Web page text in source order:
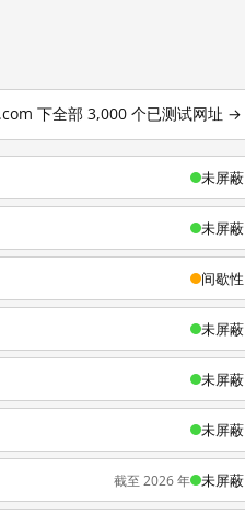
下全部 3,000 个已测试网址 →
未屏蔽
未屏蔽
间歇性
未屏蔽
未屏蔽
未屏蔽
截至 2026 年 未屏蔽